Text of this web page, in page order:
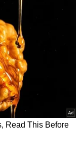
ఆన్ రోడ్ మీద 90
సుమారు రూ.
ఉంది. లోన్
కోసం రూ.
ఆ తర్వాత
ప్రకారం 5
14,675 నెలవారీ